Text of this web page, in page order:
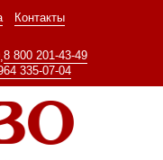
Контакты
8 800 201-43-49
335-07-04